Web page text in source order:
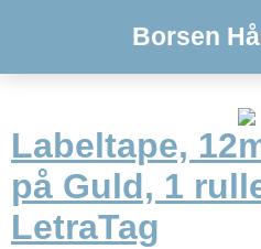
Borsen
Labeltape,
på Guld, 1
LetraTag